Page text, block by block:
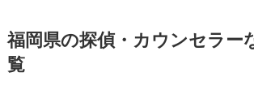
福岡県の探偵・カウンセラー
覧